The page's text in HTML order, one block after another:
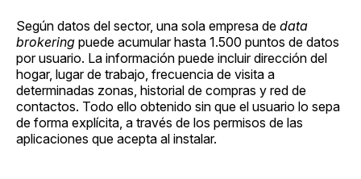
Según datos del sector, una sola empresa de data
brokering puede acumular hasta 1.500 puntos de datos
por usuario. La información puede incluir dirección del
hogar, lugar de trabajo, frecuencia de visita a
determinadas zonas, historial de compras y red de
contactos. Todo ello obtenido sin que el usuario lo sepa
de forma explícita, a través de los permisos de las
aplicaciones que acepta al instalar.